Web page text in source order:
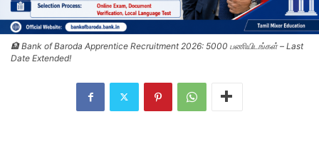
🏦 Bank of Baroda Apprentice Recruitment 2026: 5000 பணியிடங்கள் – Last
Date Extended!